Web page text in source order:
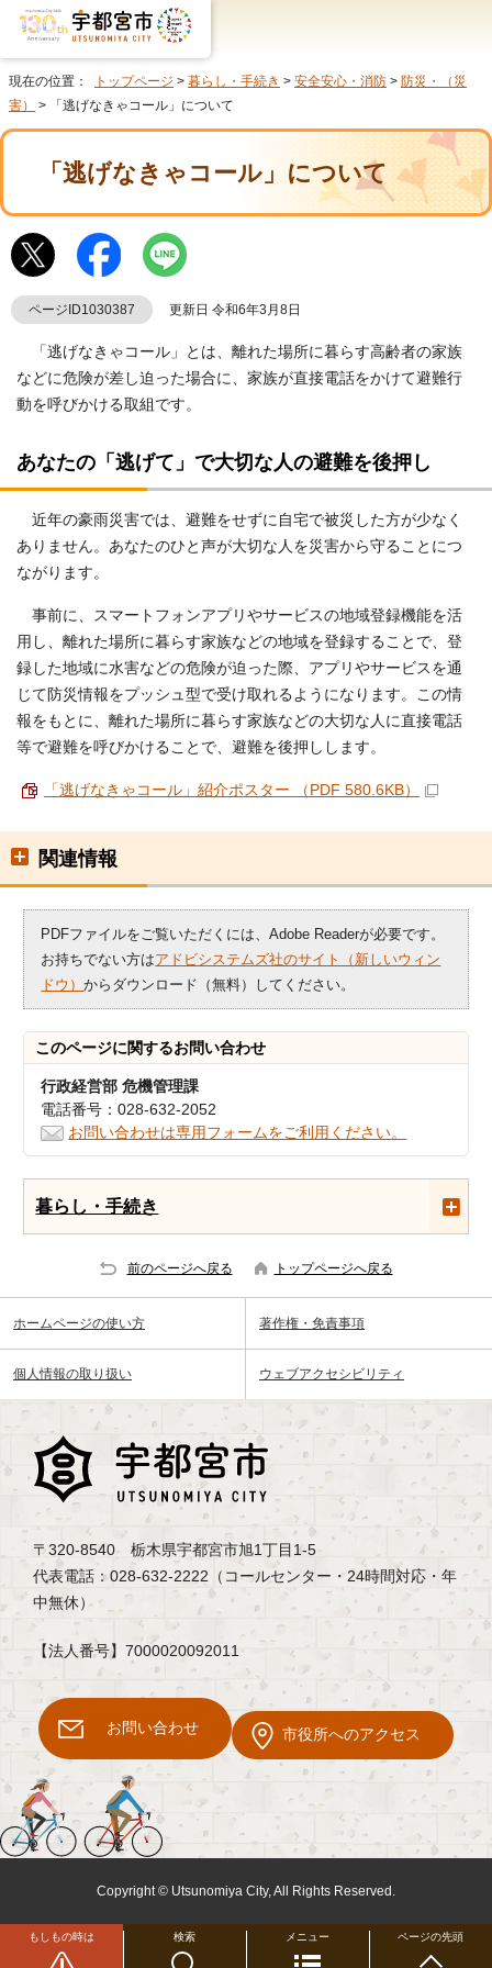
現在の位置： トップページ > 暮らし・手続き > 安全安心・消防 > 防災・（災
害）
> 「逃げなきゃコール」について
「逃げなきゃコール」について
ページID1030387 更新日 令和6年3月8日
「逃げなきゃコール」とは、離れた場所に暮らす高齢者の家族
などに危険が差し迫った場合に、家族が直接電話をかけて避難行
動を呼びかける取組です。
あなたの「逃げて」で大切な人の避難を後押し
近年の豪雨災害では、避難をせずに自宅で被災した方が少なく
ありません。あなたのひと声が大切な人を災害から守ることにつ
ながります。
事前に、スマートフォンアプリやサービスの地域登録機能を活
用し、離れた場所に暮らす家族などの地域を登録することで、登
録した地域に水害などの危険が迫った際、アプリやサービスを通
じて防災情報をプッシュ型で受け取れるようになります。この情
報をもとに、離れた場所に暮らす家族などの大切な人に直接電話
等で避難を呼びかけることで、避難を後押しします。
「逃げなきゃコール」紹介ポスター （PDF 580.6KB）
関連情報
PDFファイルをご覧いただくには、Adobe Readerが必要です。
お持ちでない方はアドビシステムズ社のサイト（新しいウィン
ドウ）からダウンロード（無料）してください。
このページに関するお問い合わせ
行政経営部 危機管理課
電話番号：028-632-2052
お問い合わせは専用フォームをご利用ください。
暮らし・手続き
前のページへ戻る トップページへ戻る
検索
もしもの時は メニュー ページの先頭
ホームページの使い方 著作権・免責事項
個人情報の取り扱い ウェブアクセシビリティ
〒320-8540 栃木県宇都宮市旭1丁目1-5
代表電話：028-632-2222（コールセンター・24時間対応・年
中無休）
【法人番号】7000020092011
お問い合わせ 市役所へのアクセス
Copyright © Utsunomiya City, All Rights Reserved.